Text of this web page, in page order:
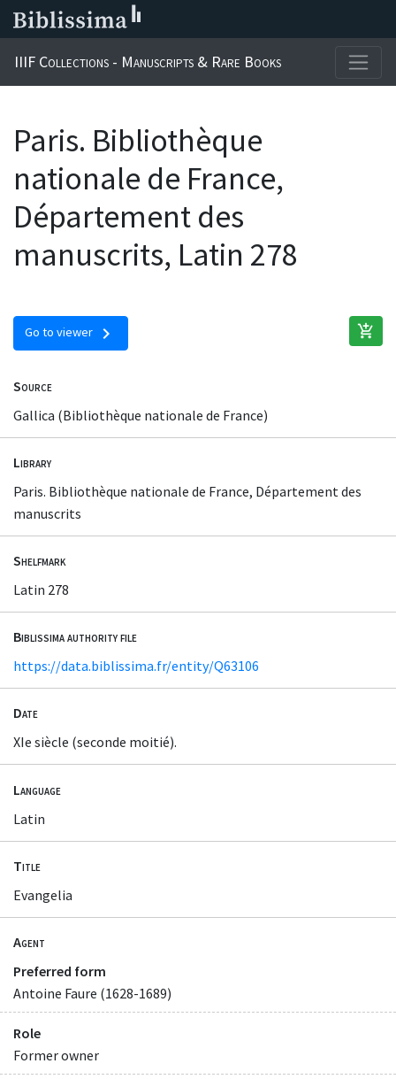
IIIF Collections - Manuscripts & Rare Books
Paris. Bibliothèque
nationale de France,
Département des
manuscrits, Latin 278
Go to viewer chevron_right add_shopping_cart
Source
Gallica (Bibliothèque nationale de France)
Library
Paris. Bibliothèque nationale de France, Département des
manuscrits
Shelfmark
Latin 278
Biblissima authority file
https://data.biblissima.fr/entity/Q63106
Date
XIe siècle (seconde moitié).
Language
Latin
Title
Evangelia
Agent
Preferred form
Antoine Faure (1628-1689)
Role
Former owner